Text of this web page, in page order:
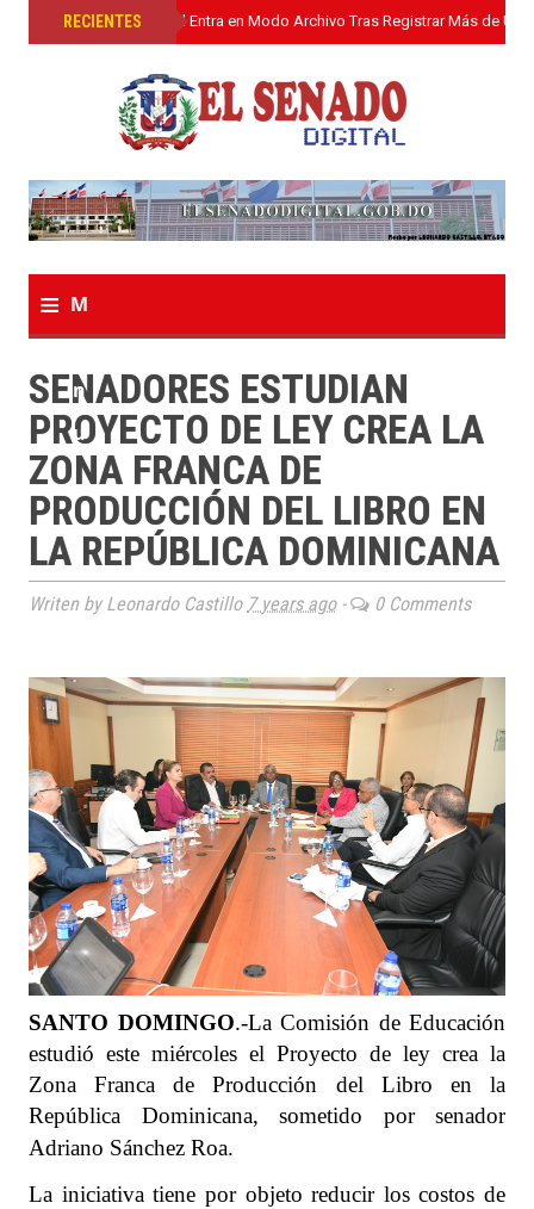
RECIENTES
»El Senado Digital Entra en Modo Archivo Tras Registrar Más de Un
≡ M
e
n
u
SENADORES ESTUDIAN
PROYECTO DE LEY CREA LA
ZONA FRANCA DE
PRODUCCIÓN DEL LIBRO EN
LA REPÚBLICA DOMINICANA
Writen by Leonardo Castillo 7 years ago- 0 Comments
SANTO DOMINGO.-La Comisión de Educación
estudió este miércoles el Proyecto de ley crea la
Zona Franca de Producción del Libro en la
República Dominicana, sometido por senador
Adriano Sánchez Roa.
La iniciativa tiene por objeto reducir los costos de